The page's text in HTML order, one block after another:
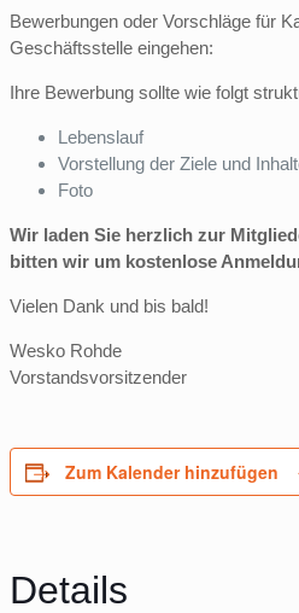
Bewerbungen oder Vorschläge für
Geschäftsstelle eingehen:
Ihre Bewerbung sollte wie folgt
Lebenslauf
Vorstellung der Ziele und
Foto
Wir laden Sie herzlich zur
bitten wir um kostenlose
Vielen Dank und bis bald!
Wesko Rohde
Vorstandsvorsitzender
Zum Kalender hinzufügen
Details